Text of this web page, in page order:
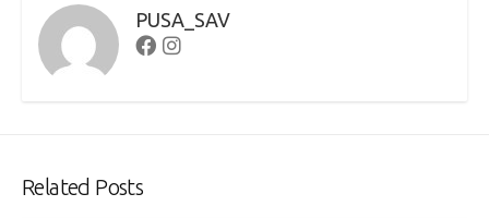
PUSA_SAV
FacebookInstagram
Related Posts